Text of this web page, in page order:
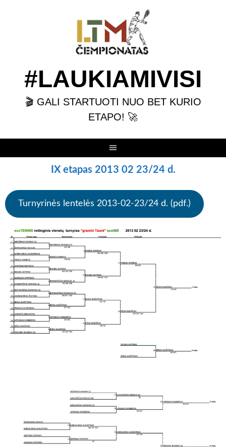
#LAUKIAMIVISI
🎬 GALI STARTUOTI NUO BET KURIO
ETAPO! 🚀
IX etapas 2013 02 23/24 d.
Turnyrinės lentelės 2013-02-23/24 d. (pdf.)